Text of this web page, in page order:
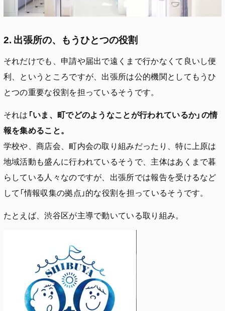
2. 出張所の、もうひとつの役割
それだけでも、申請や届出で遠くまで行かなくて良いし便
利、というところですが、出張所は公的機関としてもうひ
とつの重要な役割を担っているそうです。
それは 「いま、町でどのようなことが行われているか」の情
報を集めること。
学校や、商店会、町内会の取り組みだったり、特に上原は
地域活動も盛んに行われているそうで、主体はあくまで暮
らしている人々なのですが、出張所では報告を受けるなど
して「情報収集の拠点」的な役割を担っているそうです。
たとえば、渋谷区が主導で動いている取り組み。